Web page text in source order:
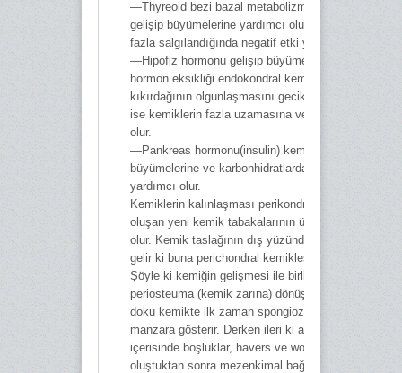
—Thyreoid bezi bazal metabolizmayı artırarak
gelişip büyümelerine yardımcı olur. Fakat tiroid
fazla salgılandığında negatif etki yapar.
—Hipofiz hormonu gelişip büyümeyi sağlar.
hormon eksikliği endokondral kemikleşmeyi ve
kıkırdağının olgunlaşmasını geciktirir. Hormonun
ise kemiklerin fazla uzamasına ve irileşmesine
olur.
—Pankreas hormonu(insulin) kemiklerin gelişip
büyümelerine ve karbonhidratlardan protein
yardımcı olur.
Kemiklerin kalınlaşması perikondriumda (kıkırdak
oluşan yeni kemik tabakalarının üst üste eklenmesi
olur. Kemik taslağının dış yüzünde kabuklaşma
gelir ki buna perichondral kemikleşme denmektedir.
Şöyle ki kemiğin gelişmesi ile birlikte perikondrium
periosteuma (kemik zarına) dönüşür. Aslında
doku kemikte ilk zaman spongioz (kemik cipsi)bir
manzara gösterir. Derken ileri ki aşamalarda
içerisinde boşluklar, havers ve wolkman kanallar
oluştuktan sonra mezenkimal bağ dokusunda